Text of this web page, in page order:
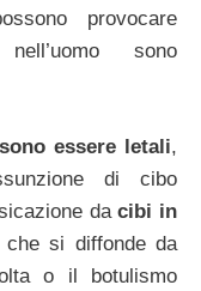
provocare
nell’uomo sono
essere letali,
di cibo
dacibi in
che si diffonde da
o il botulismo